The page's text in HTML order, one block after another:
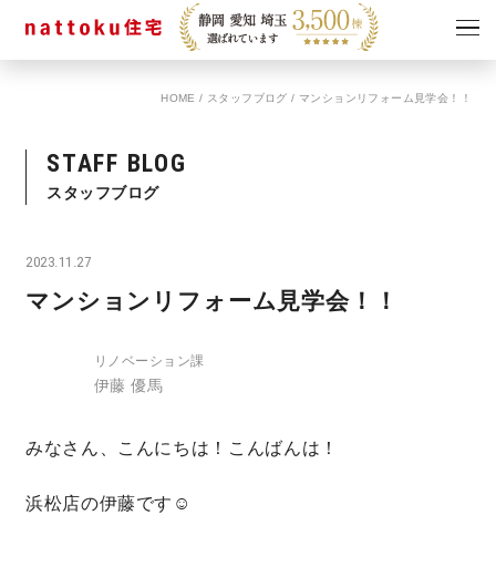
キャンペーン
ショールーム
スタッフブログ
HOME / スタッフブログ / マンションリフォーム見学会！！
STAFF BLOG
スタッフブログ
2023.11.27
マンションリフォーム見学会！！
リノベーション課
伊藤 優馬
みなさん、こんにちは！こんばんは！
浜松店の伊藤です☺